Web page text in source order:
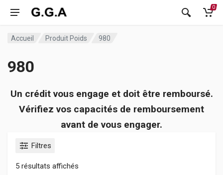
0
Accueil Produit Poids 980
980
Un crédit vous engage et doit être remboursé.
Vérifiez vos capacités de remboursement
avant de vous engager.
Filtres
5 résultats affichés